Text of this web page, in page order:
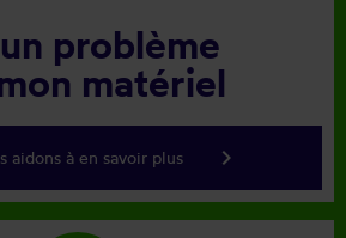
problème
matériel
aidons à en savoir plus keyboard_arrow_right